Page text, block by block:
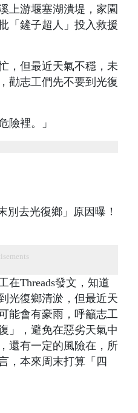
上游堰塞湖潰堤，家園
「鏟子超人」投入救援
，但最近天氣不穩，未
勸志工們先不要到光復
險裡。」
在Threads發文，知道
光復鄉清淤，但最近天
能會有豪雨，呼籲志工
」，避免在惡劣天氣中
還有一定的風險在，所
，本來周末打算「四